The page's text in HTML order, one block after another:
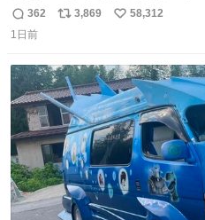
ぎで喜んでくれました。 こん
た山口県の恩師に感謝。
返
信
362
リ
ト
数
3,869
い
数
58,312
1日前